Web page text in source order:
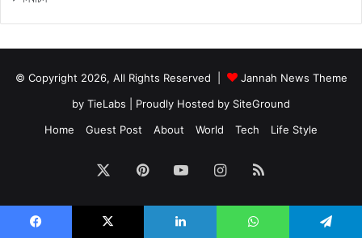
© Copyright 2026, All Rights Reserved |
Jannah News Theme
by TieLabs | Proudly Hosted by SiteGround
Home
Guest Post About World Tech Life Style
PinterestYouTubeInstagram